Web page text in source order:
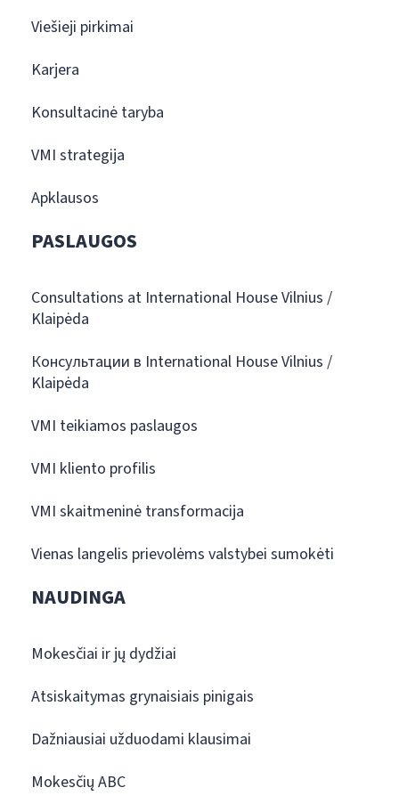
Viešieji pirkimai
Karjera
Konsultacinė taryba
VMI strategija
Apklausos
PASLAUGOS
Consultations at International House Vilnius /
Klaipėda
Консультации в International House Vilnius /
Klaipėda
VMI teikiamos paslaugos
VMI kliento profilis
VMI skaitmeninė transformacija
Vienas langelis prievolėms valstybei sumokėti
NAUDINGA
Mokesčiai ir jų dydžiai
Atsiskaitymas grynaisiais pinigais
Dažniausiai užduodami klausimai
Mokesčių ABC